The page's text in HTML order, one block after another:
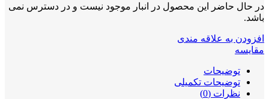
در حال حاضر این محصول در انبار موجود نیست و در دسترس نمی
باشد.
افزودن به علاقه مندی
مقایسه
توضیحات
توضیحات تکمیلی
نظرات (0)